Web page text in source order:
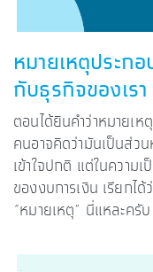
หมายเหตุประก
กับธุรกิจของเรา
ตอนได้ยินคำว่าหมายเ
คนอาจคิดว่ามันเป็นส่ว
เข้าใจปกติ แต่ในควา
ของงบการเงิน เรียกไ
“หมายเหตุ” นี่แหละครับ